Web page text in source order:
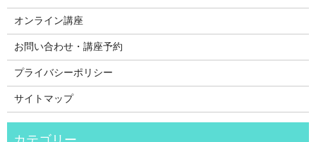
オンライン講座
お問い合わせ・講座予約
プライバシーポリシー
サイトマップ